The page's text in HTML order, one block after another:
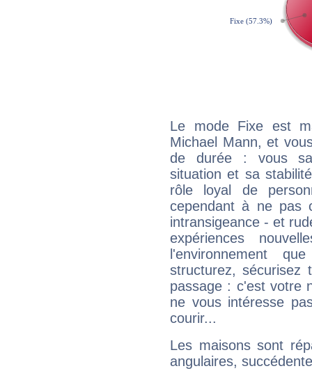
Le mode Fixe est
Michael Mann, et
de durée : vous
situation et sa
rôle loyal de
cependant à ne pas
intransigeance - et
expériences
l'environnement
structurez, sécurisez
passage : c'est votre
ne vous intéresse
courir...
Les maisons sont
angulaires,